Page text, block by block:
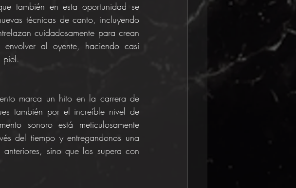
también en esta oportunidad se
técnicas de canto, incluyendo
cuidadosamente para crean
envolver al oyente, haciendo casi
piel.
marca un hito en la carrera de
también por el increíble nivel de
sonoro está meticulosamente
del tiempo y entregandonos una
sino que los supera con